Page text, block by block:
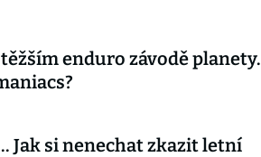
enduro závodě planety.
Jak si nenechat zkazit letní